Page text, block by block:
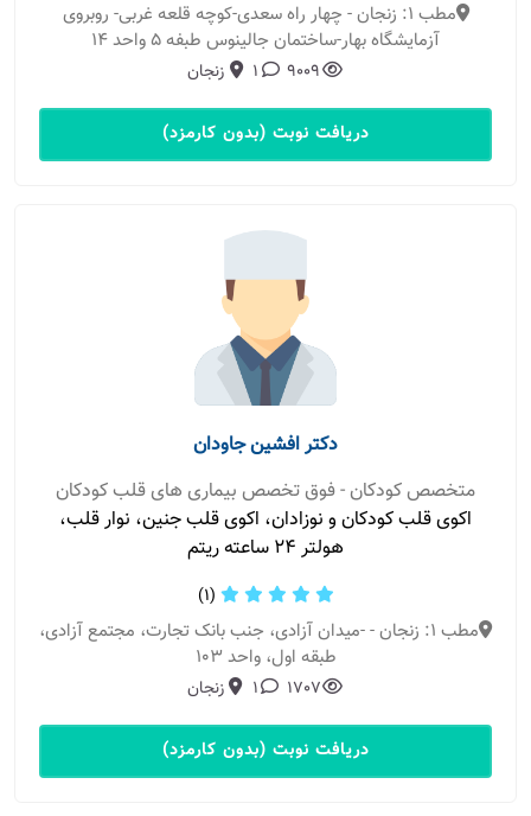
مطب 1: زنجان - چهار راه سعدی-کوچه قلعه غربی- روبروی
آزمایشگاه بهار-ساختمان جالینوس طبفه ۵ واحد ۱۴
9009
1 زنجان
دریافت نوبت (بدون کارمزد)
دکتر افشین جاودان
متخصص کودکان - فوق تخصص بیماری های قلب کودکان
اکوی قلب کودکان و نوزادان، اکوی قلب جنین، نوار قلب،
هولتر 24 ساعته ریتم
(1)
مطب 1: زنجان - -میدان آزادی، جنب بانک تجارت، مجتمع آزادی،
طبقه اول، واحد 103
1707
1 زنجان
دریافت نوبت (بدون کارمزد)